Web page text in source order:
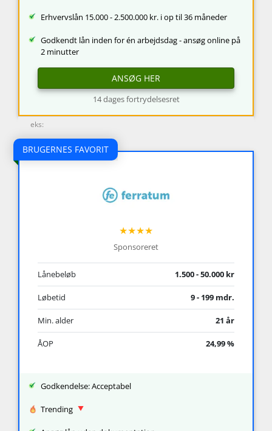
Erhvervslån 15.000 - 2.500.000 kr. i op til 36 måneder
Godkendt lån inden for én arbejdsdag - ansøg online på
2 minutter
ANSØG HER
14 dages fortrydelsesret
eks:
BRUGERNES FAVORIT
★★★★
Sponsoreret
Lånebeløb 1.500 - 50.000 kr
Løbetid 9 - 199 mdr.
Min. alder 21 år
ÅOP 24,99 %
Godkendelse: Acceptabel
Trending